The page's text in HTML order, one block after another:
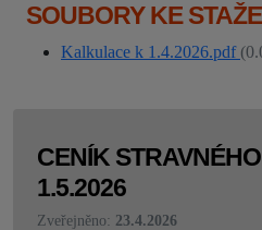
SOUBORY KE
Kalkulace k 1.4.2026.pdf
CENÍK
1.5.2026
Zveřejněno: 23.4.2026